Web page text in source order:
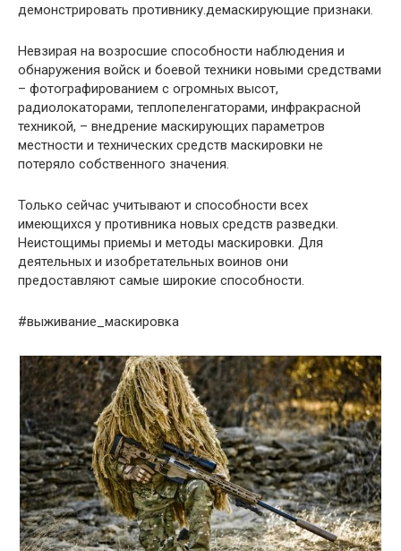
демонстрировать противнику.демаскирующие признаки.
Невзирая на возросшие способности наблюдения и
обнаружения войск и боевой техники новыми средствами
– фотографированием с огромных высот,
радиолокаторами, теплопеленгаторами, инфракрасной
техникой, – внедрение маскирующих параметров
местности и технических средств маскировки не
потеряло собственного значения.
Только сейчас учитывают и способности всех
имеющихся у противника новых средств разведки.
Неистощимы приемы и методы маскировки. Для
деятельных и изобретательных воинов они
предоставляют самые широкие способности.
#выживание_маскировка